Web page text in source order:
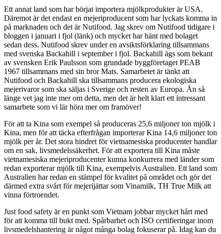
Ett annat land som har börjat importera mjölkprodukter är USA.
Däremot är det endast en mejeriproducent som har lyckats komma in
på marknaden och det är Nutifood. Jag skrev om Nutifood tidigare i
bloggen i januari i fjol (länk) och mycket har hänt med bolaget
sedan dess. Nutifood skrev under en avsiktsförklaring tillsammans
med svenska Backahill i september i fjol. Backahill ägs som bekant
av svensken Erik Paulsson som grundade byggföretaget PEAB
1967 tillsammans med sin bror Mats. Samarbetet är tänkt att
Nutifood och Backahill ska tillsammans producera ekologiska
mejerivaror som ska säljas i Sverige och resten av Europa. Än så
länge vet jag inte mer om detta, men det är helt klart ett intressant
samarbete som vi lär höra mer om framöver!
För att ta Kina som exempel så produceras 25,6 miljoner ton mjölk i
Kina, men för att täcka efterfrågan importerar Kina 14,6 miljoner ton
mjölk per år. Det stora hindret för vietnamesiska producenter handlar
om en sak, livsmedelssäkerhet. För att exportera till Kina måste
vietnamesiska mejeriproducenter kunna konkurrera med länder som
redan exporterar mjölk till Kina, exempelvis Australien. Ett land som
Australien har redan en stämpel för kvalitet på området och gör det
därmed extra svårt för mejerijättar som Vinamilk, TH True Milk att
vinna förtroendet.
Just food safety är en punkt som Vietnam jobbar mycket hårt med
för att komma till bukt med. Spårbarhet och ISO certifieringar inom
livsmedelshantering är något många bolag fokuserar på. Idag kan du